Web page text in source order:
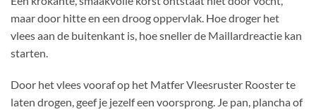
maar door hitte en een droog oppervlak. Hoe droger het
vlees aan de buitenkant is, hoe sneller de Maillardreactie kan
starten.
Door het vlees vooraf op het Matfer Vleesruster Rooster te
laten drogen, geef je jezelf een voorsprong. Je pan, plancha of